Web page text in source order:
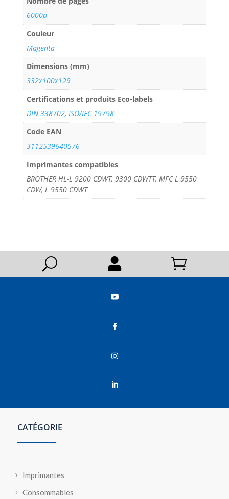
6000p
Couleur
Magenta
Dimensions (mm)
332x100x129
Certifications et produits Eco-labels
DIN 338702, ISO/IEC 19798
Code EAN
3112539640576
Imprimantes compatibles
BROTHER HL-L 9200 CDWT, 9300 CDWTT, MFC L 9550
CDW, L 9550 CDWT
U  




CATÉGORIE
Imprimantes
Consommables